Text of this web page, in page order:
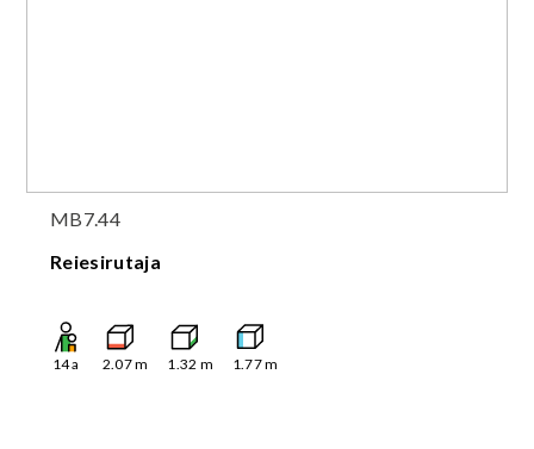
MB7.44
Reiesirutaja
14a 2.07m 1.32 m 1.77m